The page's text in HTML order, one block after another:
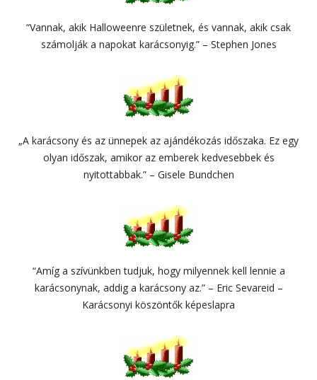
“Vannak, akik Halloweenre születnek, és vannak, akik csak
számolják a napokat karácsonyig.” – Stephen Jones
„A karácsony és az ünnepek az ajándékozás időszaka. Ez egy
olyan időszak, amikor az emberek kedvesebbek és
nyitottabbak.” – Gisele Bundchen
“Amíg a szívünkben tudjuk, hogy milyennek kell lennie a
karácsonynak, addig a karácsony az.” – Eric Sevareid –
Karácsonyi köszöntők képeslapra